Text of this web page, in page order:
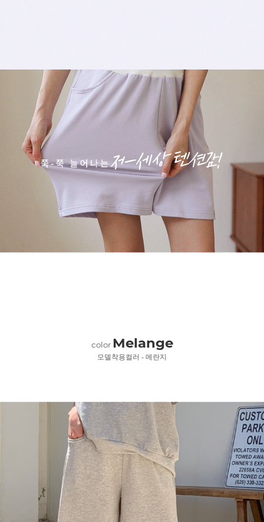
color Melange
모델착용컬러 - 메란지